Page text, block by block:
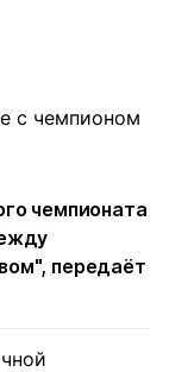
чемпионата
передаёт